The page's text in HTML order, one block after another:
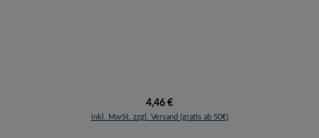
Regulärer Preis:
4,46 €
inkl. MwSt. zzgl. Versand (gratis ab 50€)